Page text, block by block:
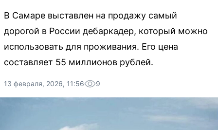
В Самаре выставлен на продажу самый
дорогой в России дебаркадер, который можно
использовать для проживания. Его цена
составляет 55 миллионов рублей.
13 февраля, 2026, 11:56 9